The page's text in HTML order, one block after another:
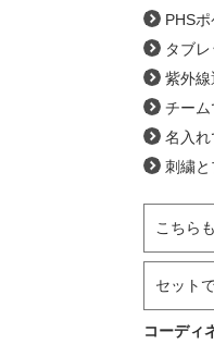
PHS
タブ
紫外線
チーム
名入れ
刺繍と
こちら
セット
コーディ